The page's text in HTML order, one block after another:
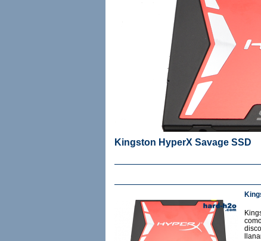
Kingston HyperX Savage SSD